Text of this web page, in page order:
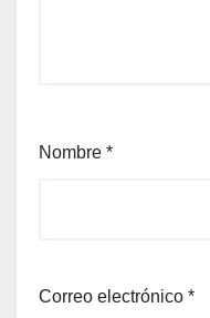
Nombre *
Correo electrónico *